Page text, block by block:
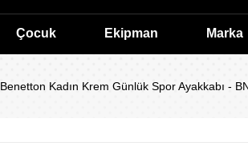
Çocuk Ekipman Marka
Benetton Kadın Krem Günlük Spor Ayakkabı -